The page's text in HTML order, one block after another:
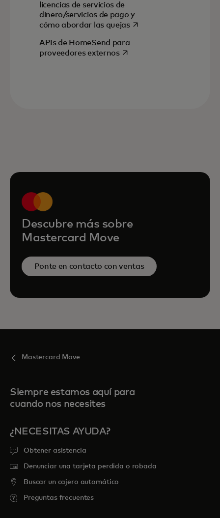
licencias de servicios de
dinero/servicios de pago y
cómo abordar las quejasse abre en una pestaña
APIs de HomeSend para
proveedores externosse abre en una pestaña
Descubre más sobre
Mastercard Move
Ponte en contacto con ventas
Mastercard Move
Siempre estamos aquí para
cuando nos necesites
¿NECESITAS AYUDA?
Obtener asistencia
Denunciar una tarjeta perdida o robada
Buscar un cajero automático
Preguntas frecuentes